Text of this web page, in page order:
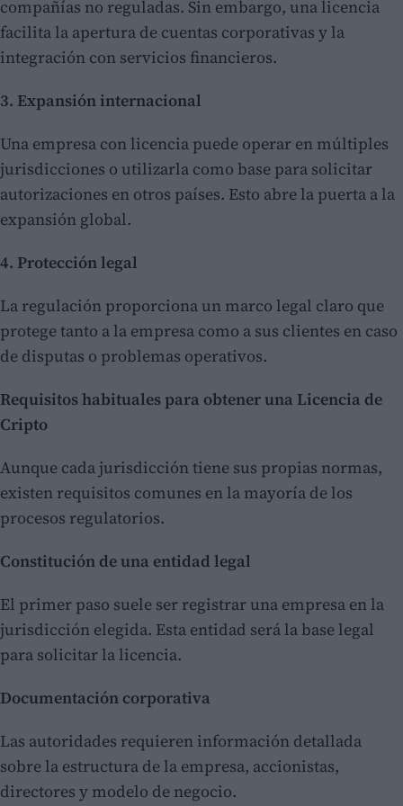
compañías no reguladas. Sin embargo, una licencia
facilita la apertura de cuentas corporativas y la
integración con servicios financieros.
3. Expansión internacional
Una empresa con licencia puede operar en múltiples
jurisdicciones o utilizarla como base para solicitar
autorizaciones en otros países. Esto abre la puerta a la
expansión global.
4. Protección legal
La regulación proporciona un marco legal claro que
protege tanto a la empresa como a sus clientes en caso
de disputas o problemas operativos.
Requisitos habituales para obtener una Licencia de
Cripto
Aunque cada jurisdicción tiene sus propias normas,
existen requisitos comunes en la mayoría de los
procesos regulatorios.
Constitución de una entidad legal
El primer paso suele ser registrar una empresa en la
jurisdicción elegida. Esta entidad será la base legal
para solicitar la licencia.
Documentación corporativa
Las autoridades requieren información detallada
sobre la estructura de la empresa, accionistas,
directores y modelo de negocio.